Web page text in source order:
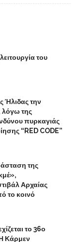
του
Ήλιδας την
λόγω της
πυρκαγιάς
“RED CODE”
της
Αρχαίας
το κοινό
το 36ο
Κάρμεν